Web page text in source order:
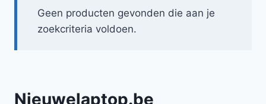
Geen producten gevonden die aan je
zoekcriteria voldoen.
Nieuwelaptop.be